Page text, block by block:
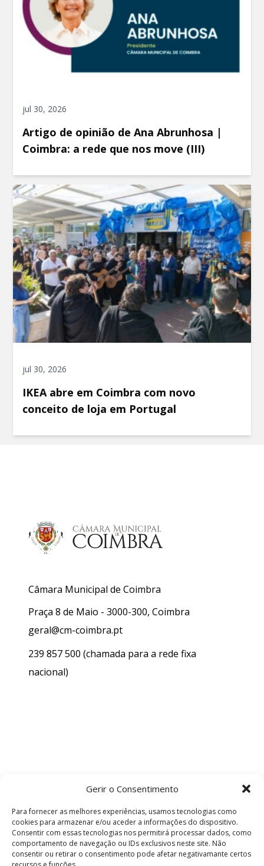
Gerir o Consentimento
Para fornecer as melhores experiências, usamos tecnologias como
cookies para armazenar e/ou aceder a informações do dispositivo.
Consentir com essas tecnologias nos permitirá processar dados, como
comportamento de navegação ou IDs exclusivos neste site. Não
consentir ou retirar o consentimento pode afetar negativamante certos
jul 30, 2026
Artigo de opinião de Ana Abrunhosa |
Coimbra: a rede que nos move (III)
jul 30, 2026
IKEA abre em Coimbra com novo
conceito de loja em Portugal
Câmara Municipal de Coimbra
Praça 8 de Maio - 3000-300, Coimbra
geral@cm-coimbra.pt
239 857 500 (chamada para a rede fixa
nacional)